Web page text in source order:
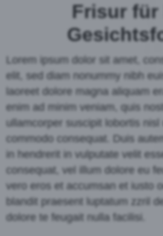
Frisur für
Lorem ipsum dolor sit amet,
elit, sed diam nonummy nibh
laoreet dolore magna aliquam
enim ad minim veniam, quis
ullamcorper suscipit lobortis
commodo consequat. Duis
in hendrerit in vulputate velit
consequat, vel illum dolore eu
vero eros et accumsan et iusto
blandit praesent luptatum zzril
dolore te feugait nulla facilisi.